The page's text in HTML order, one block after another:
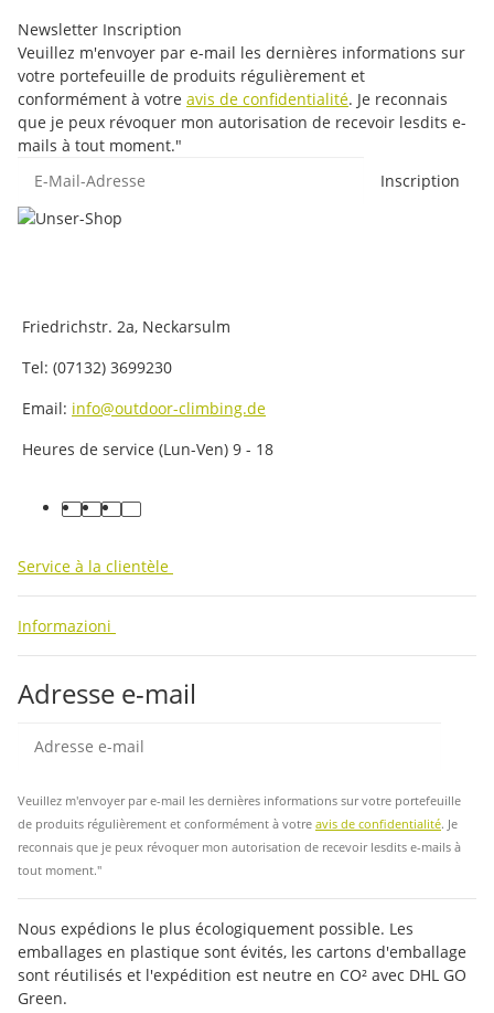
Newsletter Inscription
Veuillez m'envoyer par e-mail les dernières informations sur
votre portefeuille de produits régulièrement et
conformément à votre avis de confidentialité. Je reconnais
que je peux révoquer mon autorisation de recevoir lesdits e-
mails à tout moment."
Inscription
Friedrichstr. 2a, Neckarsulm
Tel: (07132) 3699230
Email: info@outdoor-climbing.de
Heures de service (Lun-Ven) 9 - 18
facebook
youtube
instagram
tiktok
Service à la clientèle
Informazioni
Adresse e-mail
Veuillez m'envoyer par e-mail les dernières informations sur votre portefeuille
de produits régulièrement et conformément à votre avis de confidentialité. Je
reconnais que je peux révoquer mon autorisation de recevoir lesdits e-mails à
tout moment."
Nous expédions le plus écologiquement possible. Les
emballages en plastique sont évités, les cartons d'emballage
sont réutilisés et l'expédition est neutre en CO² avec DHL GO
Green.